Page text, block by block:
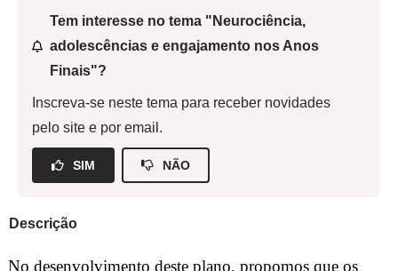
Tem interesse no tema "Neurociência,
adolescências e engajamento nos Anos
Finais"?
Inscreva-se neste tema para receber novidades
pelo site e por email.
SIM NÃO
Descrição
No desenvolvimento deste plano, propomos que os